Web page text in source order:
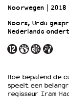
OVER
Werken bij
Word vriend
Historie
Noorwegen
2018
Noors, Urdu
Nederlands
Hoe bepalend de
speelt een
regisseur Iram